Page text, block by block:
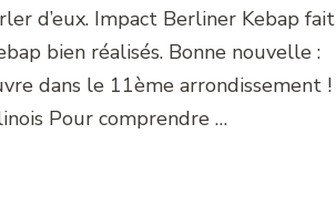
d’eux. Impact Berliner Kebap fait
bien réalisés. Bonne nouvelle :
dans le 11ème arrondissement !
Pour comprendre …